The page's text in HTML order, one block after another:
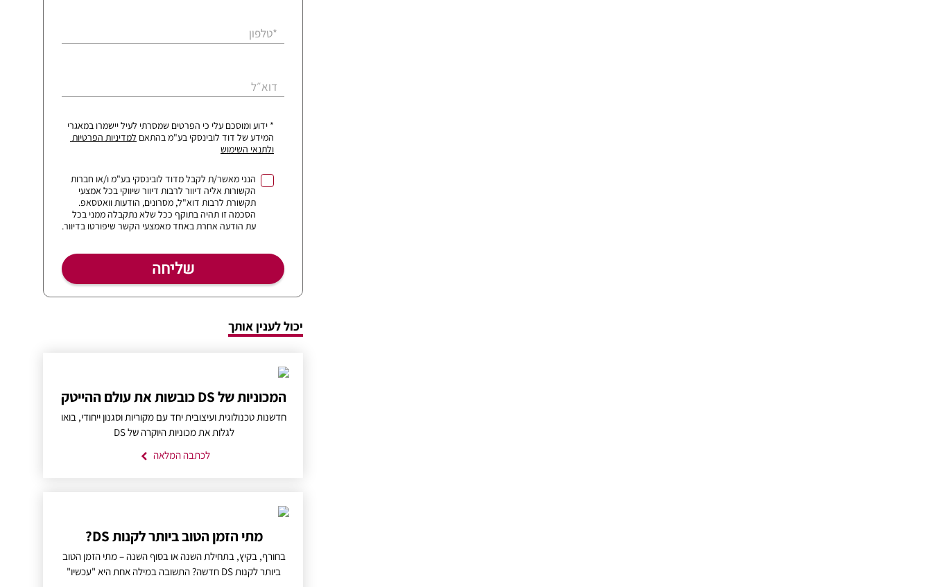
*טלפון
דוא״ל
* ידוע ומוסכם עלי כי הפרטים שמסרתי לעיל יישמרו במאגרי
המידע של דוד לובינסקי בע"מ בהתאם למדיניות הפרטיות
ולתנאי השימוש
הנני מאשר/ת לקבל מדוד לובינסקי בע"מ ו/או חברות
הקשורות אליה דיוור לרבות דיוור שיווקי בכל אמצעי
תקשורת לרבות דוא"ל, מסרונים, הודעות וואטסאפ.
הסכמה זו תהיה בתוקף ככל שלא נתקבלה ממני בכל
עת הודעה אחרת באחד מאמצעי הקשר שיפורטו בדיוור.
יכול לענין אותך
המכוניות של DS כובשות את עולם ההייטק
חדשנות טכנולוגית ועיצובית יחד עם מקוריות וסגנון ייחודי, בואו
לגלות את מכוניות היוקרה של DS
לכתבה המלאה
מתי הזמן הטוב ביותר לקנות DS?
בחורף, בקיץ, בתחילת השנה או בסוף השנה – מתי הזמן הטוב
ביותר לקנות DS חדשה? התשובה במילה אחת היא "עכשיו"